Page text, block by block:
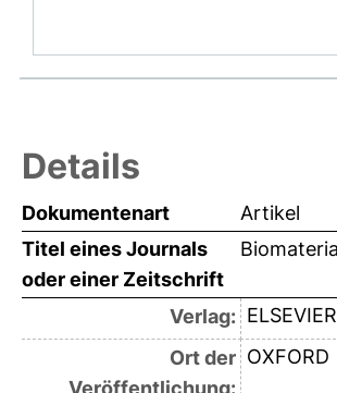
Details
Dokumentenart
Artikel
Titel eines Journals
oder einer Zeitschrift
Verlag:
Ort der
Veröffentlichung:
OXFORD